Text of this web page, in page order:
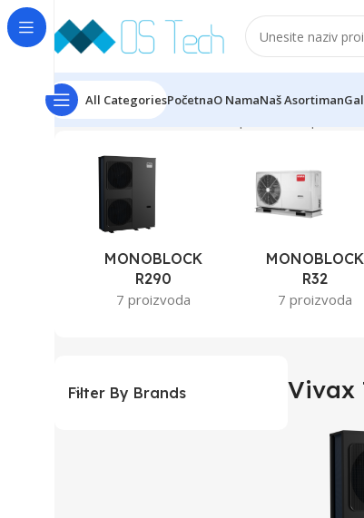
All CategoriesPočetnaO NamaNaš Asortiman
Početna Klime VIVAX
MONOBLOCK
R290
7 proizvoda
MONOBLOCK
R32
7 proizvoda
Filter By Brands Vivax